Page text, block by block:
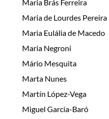
Maria Brás Ferreira
Maria de Lourdes Pereira
Maria Eulália de Macedo
Maria Negroni
Mário Mesquita
Marta Nunes
Martín López-Vega
Miguel García-Baró